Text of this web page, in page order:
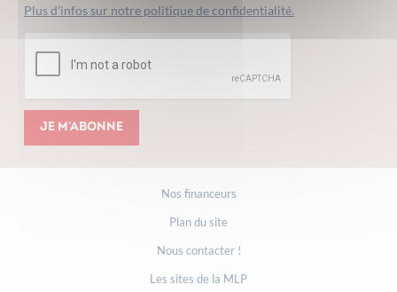
Plus d’infos sur notre politique de confidentialité.
Je m'abonne
Nos financeurs
Plan du site
Nous contacter !
Les sites de la MLP